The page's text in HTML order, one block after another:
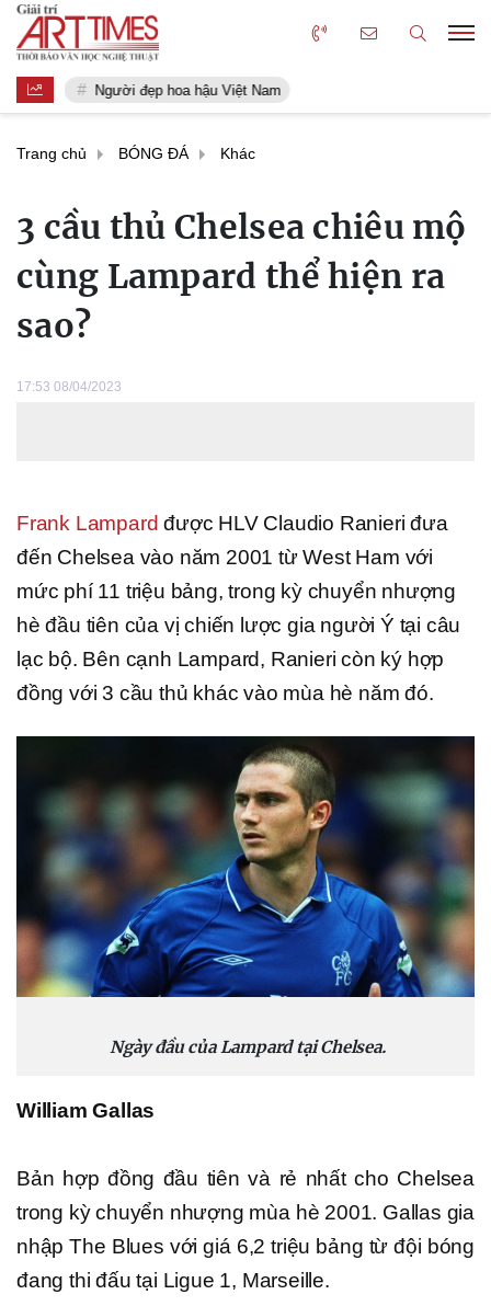
Người đẹp hoa hậu Việt Nam
Trang chủ BÓNG ĐÁ Khác
3 cầu thủ Chelsea chiêu mộ
cùng Lampard thể hiện ra
sao?
17:53 08/04/2023
Frank Lampard được HLV Claudio Ranieri đưa
đến Chelsea vào năm 2001 từ West Ham với
mức phí 11 triệu bảng, trong kỳ chuyển nhượng
hè đầu tiên của vị chiến lược gia người Ý tại câu
lạc bộ. Bên cạnh Lampard, Ranieri còn ký hợp
đồng với 3 cầu thủ khác vào mùa hè năm đó.
Ngày đầu của Lampard tại Chelsea.
William Gallas
Bản hợp đồng đầu tiên và rẻ nhất cho Chelsea
trong kỳ chuyển nhượng mùa hè 2001. Gallas gia
nhập The Blues với giá 6,2 triệu bảng từ đội bóng
đang thi đấu tại Ligue 1, Marseille.